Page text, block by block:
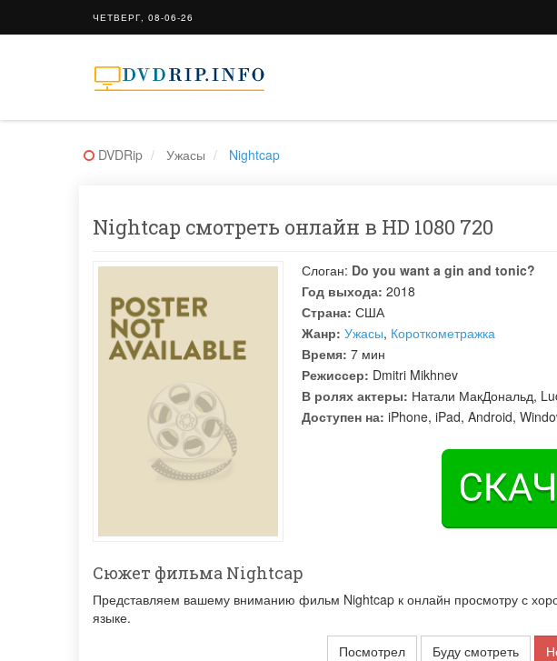
ЧЕТВЕРГ, 08-06-26
DVDRip Ужасы Nightcap
Nightcap смотреть онлайн в HD 1080 720
Слоган: Do you want a gin and tonic?
Год выхода: 2018
Страна: США
Жанр: Ужасы, Короткометражка
Время: 7 мин
Режиссер: Dmitri Mikhnev
В ролях актеры: Натали МакДональд,
Доступен на: iPhone, iPad, Android,
Сюжет фильма Nightcap
Представляем вашему вниманию фильм Nightcap к онлайн просмотру с
языке.
Посмотрел
Буду смотреть